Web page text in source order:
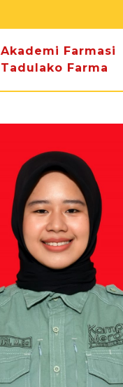
Akademi Farmasi
Tadulako Farma